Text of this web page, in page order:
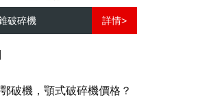
破碎機 詳情>
鄂破機，顎式破碎機價格？